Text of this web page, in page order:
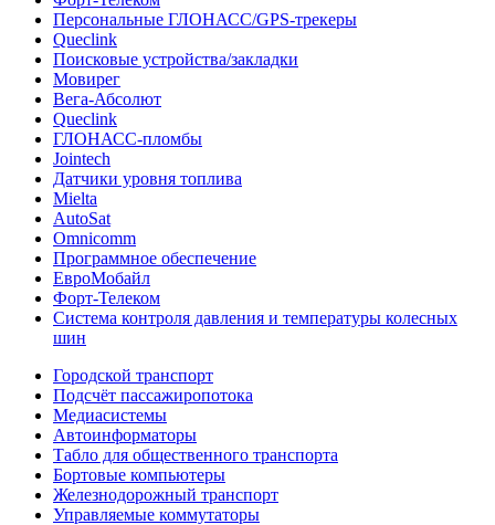
Персональные ГЛОНАСС/GPS-трекеры
Queclink
Поисковые устройства/закладки
Мовирег
Вега-Абсолют
Queclink
ГЛОНАСС-пломбы
Jointech
Датчики уровня топлива
Mielta
AutoSat
Omnicomm
Программное обеспечение
ЕвроМобайл
Форт-Телеком
Система контроля давления и температуры колесных
шин
Городской транспорт
Подсчёт пассажиропотока
Медиасистемы
Автоинформаторы
Табло для общественного транспорта
Бортовые компьютеры
Железнодорожный транспорт
Управляемые коммутаторы